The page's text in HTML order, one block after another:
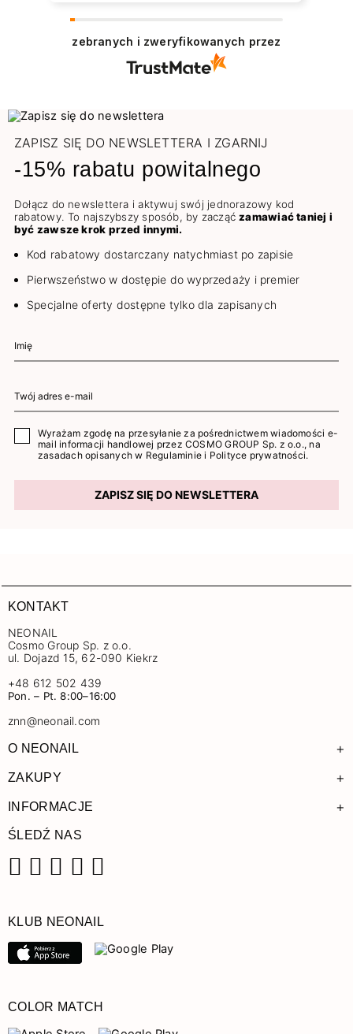
zebranych i zweryfikowanych przez
ZAPISZ SIĘ DO NEWSLETTERA I ZGARNIJ
-15% rabatu powitalnego
Dołącz do newslettera i aktywuj swój jednorazowy kod
rabatowy. To najszybszy sposób, by zacząćzamawiać taniej i
być zawsze krok przed innymi.
Kod rabatowy dostarczany natychmiast po zapisie
Pierwszeństwo w dostępie do wyprzedaży i premier
Specjalne oferty dostępne tylko dla zapisanych
Wyrażam zgodę na przesyłanie za pośrednictwem wiadomości e-
mail informacji handlowej przez COSMO GROUP Sp. z o.o., na
zasadach opisanych w Regulaminie i Polityce prywatności.
ZAPISZ SIĘ DO NEWSLETTERA
KONTAKT
NEONAIL
Cosmo Group Sp. z o.o.
ul. Dojazd 15, 62-090 Kiekrz
+48 612 502 439
Pon. – Pt. 8:00–16:00
znn@neonail.com
O NEONAIL +
ZAKUPY +
INFORMACJE +
ŚLEDŹ NAS
KLUB NEONAIL
COLOR MATCH